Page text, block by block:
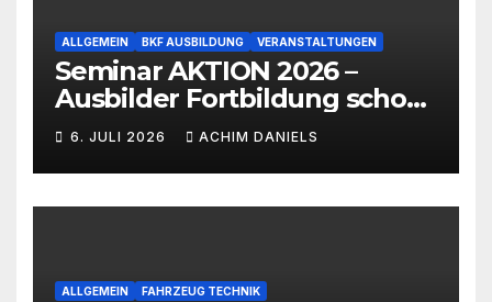
ALLGEMEIN BKF AUSBILDUNG VERANSTALTUNGEN
Seminar AKTION 2026 –
Ausbilder Fortbildung schon
ab 399€!!!
6. JULI 2026 ACHIM DANIELS
ALLGEMEIN FAHRZEUG TECHNIK